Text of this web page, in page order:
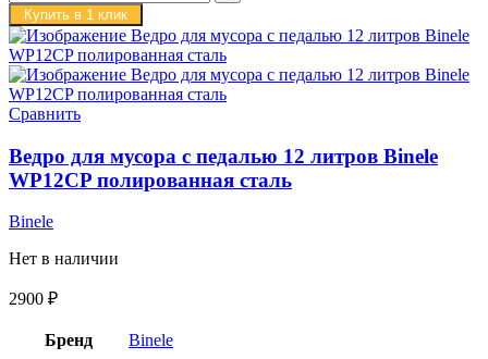
Купить в 1 клик
Сравнить
Ведро для мусора с педалью 12 литров Binele
WP12CP полированная сталь
Binele
Нет в наличии
2900 ₽
Бренд Binele